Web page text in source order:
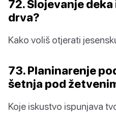
72. Slojevanje
drva?
Kako voliš otjerati
73. Planinarenje
šetnja pod
Koje iskustvo ispunjava